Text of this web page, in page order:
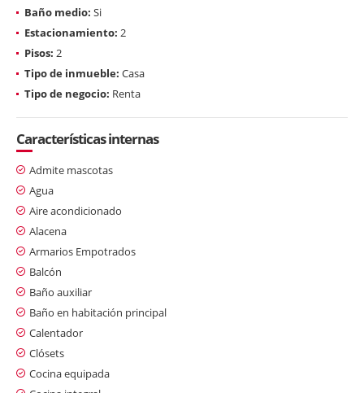
Baño medio: Si
Estacionamiento: 2
Pisos: 2
Tipo de inmueble: Casa
Tipo de negocio: Renta
Características internas
Admite mascotas
Agua
Aire acondicionado
Alacena
Armarios Empotrados
Balcón
Baño auxiliar
Baño en habitación principal
Calentador
Clósets
Cocina equipada